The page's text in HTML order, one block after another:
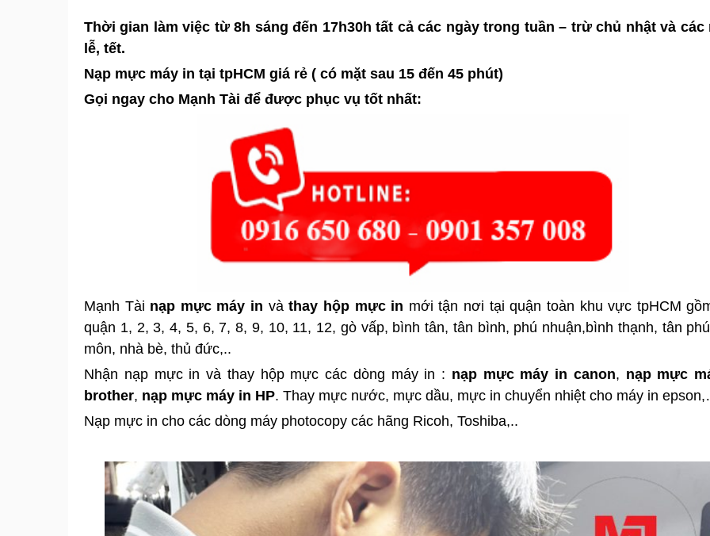
Thời gian làm việc từ 8h sáng đến 17h30h tất cả các ngày trong tuần – trừ chủ nhật và các
lễ, tết.
Nạp mực máy in tại tpHCM giá rẻ ( có mặt sau 15 đến 45 phút)
Gọi ngay cho Mạnh Tài để được phục vụ tốt nhất:
Mạnh Tài nạp mực máy in vàthay hộp mực in mới tận nơi tại quận toàn khu vực tpHCM
quận 1, 2, 3, 4, 5, 6, 7, 8, 9, 10, 11, 12, gò vấp, bình tân, tân bình, phú nhuận,bình thạnh, tân
môn, nhà bè, thủ đức,..
Nhận nạp mực in và thay hộp mực các dòng máy in : nạp mực máy in canon, nạp mực
brother, nạp mực máy in HP. Thay mực nước, mực dầu, mực in chuyển nhiệt cho máy in
Nạp mực in cho các dòng máy photocopy các hãng Ricoh, Toshiba,..